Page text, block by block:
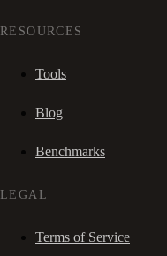
RESOURCES
Tools
Blog
Benchmarks
LEGAL
Terms of Service